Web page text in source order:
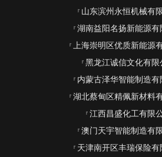
山东滨州永恒机械有
湖南益阳名扬新能源有
上海崇明区优质新能源
黑龙江诚信文化有限
内蒙古泽华智能制造有
湖北蔡甸区精佩新材料
江西昌盛化工有限
澳门天宇智能制造有
天津南开区丰瑞保险有